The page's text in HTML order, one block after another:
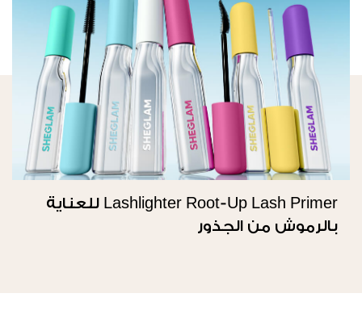
Lashlighter Root-Up Lash Primer للعناية
بالرموش من الجذور